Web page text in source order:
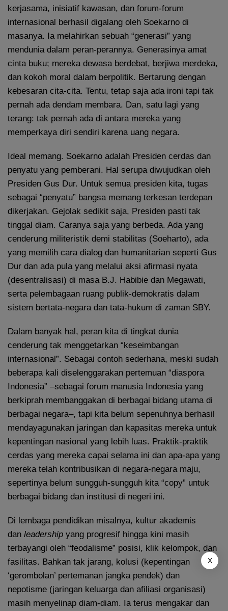
kerjasama, inisiatif kawasan, dan forum-forum
internasional berhasil digalang oleh Soekarno di
masanya. Ia melahirkan sebuah “generasi” yang
mendunia dalam peran-perannya. Generasinya amat
cinta buku; mereka dewasa berdebat, berjiwa merdeka,
dan kokoh moral dalam berpolitik. Bertarung dengan
kebesaran cita-cita. Tentu, tetap saja ada ironi tapi tak
pernah ada dendam membara. Dan, satu lagi yang
terang: tak pernah ada di antara mereka yang
memperkaya diri sendiri karena uang negara.
Ideal memang. Soekarno adalah Presiden cerdas dan
penyatu yang pemberani. Hal serupa diwujudkan oleh
Presiden Gus Dur. Untuk semua presiden kita, tugas
sebagai “penyatu” bangsa memang terkesan terdepan
dikerjakan. Gejolak sedikit saja, Presiden pasti tak
tinggal diam. Caranya saja yang berbeda. Ada yang
cenderung militeristik demi stabilitas (Soeharto), ada
yang memilih cara dialog dan humanitarian seperti Gus
Dur dan ada pula yang melalui aksi afirmasi nyata
(desentralisasi) di masa B.J. Habibie dan Megawati,
serta pelembagaan ruang publik-demokratis dalam
sistem bertata-negara dan tata-hukum di zaman SBY.
Dalam banyak hal, peran kita di tingkat dunia
cenderung tak menggetarkan “keseimbangan
internasional”. Sebagai contoh sederhana, meski sudah
beberapa kali diselenggarakan pertemuan “diaspora
Indonesia” –sebagai forum manusia Indonesia yang
berkiprah membanggakan di berbagai bidang utama di
berbagai negara–, tapi kita belum sepenuhnya berhasil
mendayagunakan jaringan dan kapasitas mereka untuk
kepentingan nasional yang lebih luas. Praktik-praktik
cerdas yang mereka capai selama ini dan apa-apa yang
mereka telah kontribusikan di negara-negara maju,
sepertinya belum sungguh-sungguh kita “copy” untuk
berbagai bidang dan institusi di negeri ini.
Di lembaga pendidikan misalnya, kultur akademis
dan leadership yang progresif hingga kini masih
terbayangi oleh “feodalisme” posisi, klik kelompok, dan
fasilitas. Bahkan tak jarang, kolusi (kepentingan
‘gerombolan’ pertemanan jangka pendek) dan
nepotisme (jaringan keluarga dan afiliasi organisasi)
masih menyelinap diam-diam. Ia terus mengakar dan
X